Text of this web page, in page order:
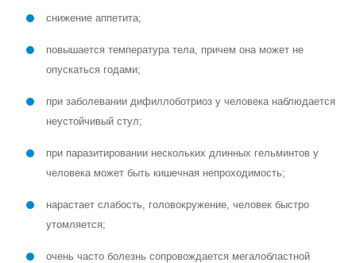
снижение аппетита;
повышается температура тела, причем она может не
опускаться годами;
при заболевании дифиллоботриоз у человека наблюдается
неустойчивый стул;
при паразитировании нескольких длинных гельминтов у
человека может быть кишечная непроходимость;
нарастает слабость, головокружение, человек быстро
утомляется;
очень часто болезнь сопровождается мегалобластной